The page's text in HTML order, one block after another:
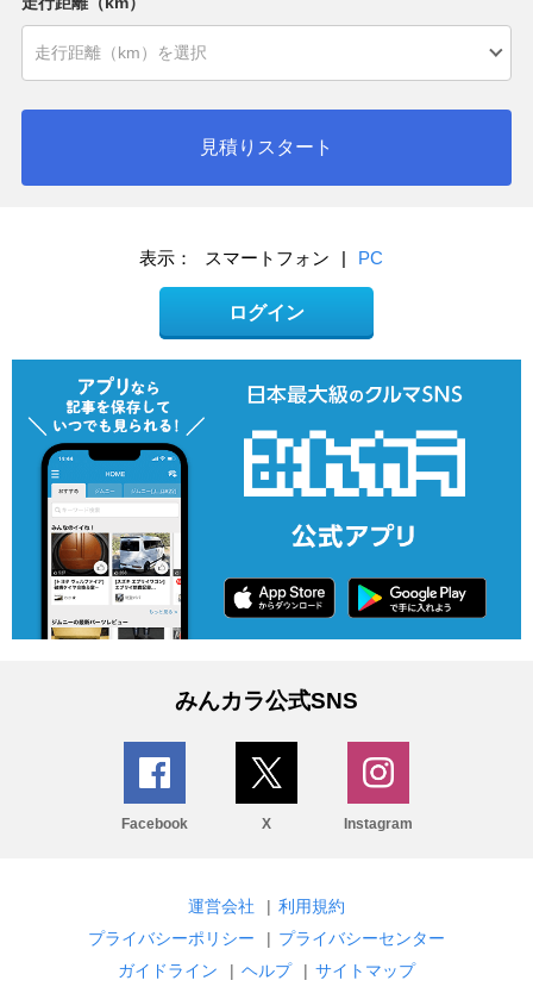
見積りスタート
表示： スマートフォン | PC
ログイン
みんカラ公式SNS
Facebook X Instagram
運営会社 | 利用規約
プライバシーポリシー
| プライバシーセンター
ガイドライン
| ヘルプ | サイトマップ